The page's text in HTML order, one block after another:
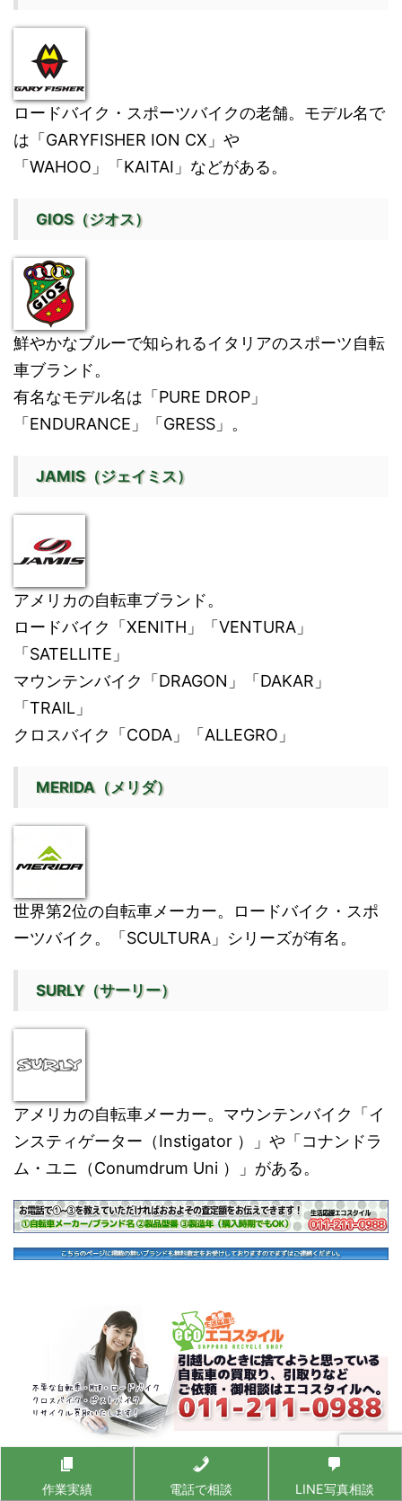
ロードバイク・スポーツバイクの老舗。モデル名で
は「GARYFISHER ION CX」や
「WAHOO」「KAITAI」などがある。
GIOS（ジオス）
鮮やかなブルーで知られるイタリアのスポーツ自転
車ブランド。
有名なモデル名は「PURE DROP」
「ENDURANCE」「GRESS」。
JAMIS（ジェイミス）
アメリカの自転車ブランド。
ロードバイク「XENITH」「VENTURA」
「SATELLITE」
マウンテンバイク「DRAGON」「DAKAR」
「TRAIL」
クロスバイク「CODA」「ALLEGRO」
MERIDA（メリダ）
世界第2位の自転車メーカー。ロードバイク・スポ
ーツバイク。「SCULTURA」シリーズが有名。
SURLY（サーリー）
アメリカの自転車メーカー。マウンテンバイク「イ
ンスティゲーター（Instigator ）」や「コナンドラ
ム・ユニ（Conumdrum Uni ）」がある。
※このホームページに記載されていないサービスで
作業実績 電話で相談 LINE写真相談